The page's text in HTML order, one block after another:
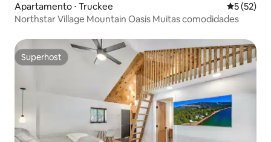
Apartamento ⋅ Truckee 5 de uma
5 (52)
Northstar Village Mountain Oasis Muitas comodidades
Superhost
Superhost